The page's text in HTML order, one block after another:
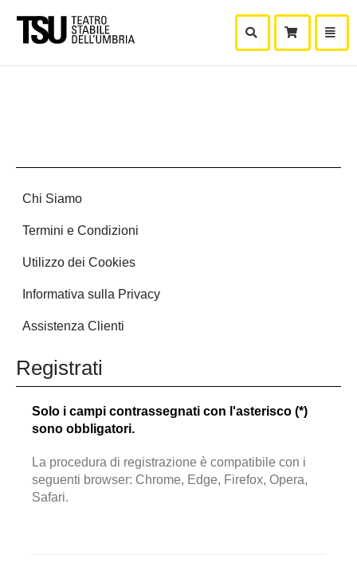
Mostra Ricerca
Chi Siamo
Termini e Condizioni
Utilizzo dei Cookies
Informativa sulla Privacy
Assistenza Clienti
Registrati
Solo i campi contrassegnati con l'asterisco (*)
sono obbligatori.
La procedura di registrazione è compatibile con i
seguenti browser: Chrome, Edge, Firefox, Opera,
Safari.